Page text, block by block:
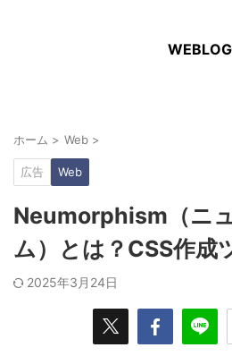
WEBLOG
ホーム > Web >
広告 Web
Neumorphism（ニ
ム）とは？CSS作成
2025年3月24日